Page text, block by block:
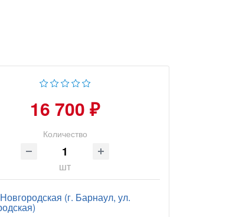
16 700 ₽
Количество
шт
(г. Барнаул, ул.